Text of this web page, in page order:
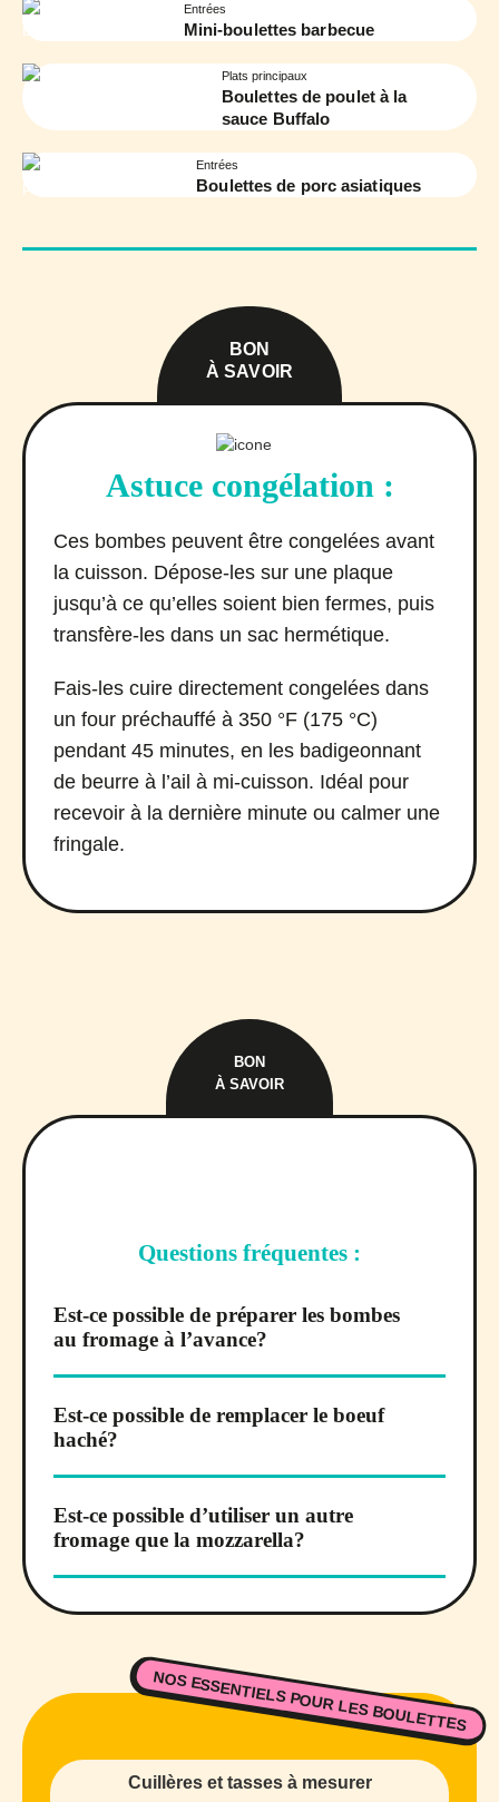
Entrées
Mini-boulettes barbecue
Plats principaux
Boulettes de poulet à la
sauce Buffalo
Entrées
Boulettes de porc asiatiques
BON
À SAVOIR
Astuce congélation :
Ces bombes peuvent être congelées avant
la cuisson. Dépose-les sur une plaque
jusqu’à ce qu’elles soient bien fermes, puis
transfère-les dans un sac hermétique.
Fais-les cuire directement congelées dans
un four préchauffé à 350 °F (175 °C)
pendant 45 minutes, en les badigeonnant
de beurre à l’ail à mi-cuisson. Idéal pour
recevoir à la dernière minute ou calmer une
fringale.
BON
À SAVOIR
Questions fréquentes :
Est-ce possible de préparer les bombes
au fromage à l’avance?
Est-ce possible de remplacer le boeuf
haché?
Est-ce possible d’utiliser un autre
fromage que la mozzarella?
NOS ESSENTIELS POUR LES BOULETTES
Cuillères et tasses à mesurer